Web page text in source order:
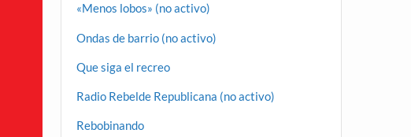
«Menos lobos» (no activo)
Ondas de barrio (no activo)
Que siga el recreo
Radio Rebelde Republicana (no activo)
Rebobinando